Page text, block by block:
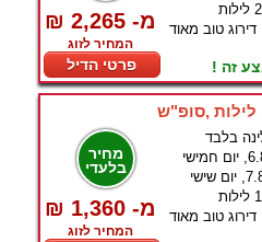
₪ 2,265 -מ
המחיר לזוג
פרטי הדיל
2 לילות
דירוג טוב מאוד
מחיר
בלעדי
₪ 1,360 -מ
המחיר לזוג
בלבד
1 לילות
דירוג טוב מאוד